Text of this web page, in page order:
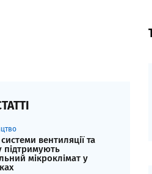
вентиляції та
підтримують
мікроклімат у